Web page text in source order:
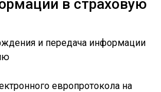
в страховую
европротокола на